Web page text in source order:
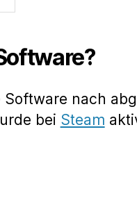
nach
bei Steam